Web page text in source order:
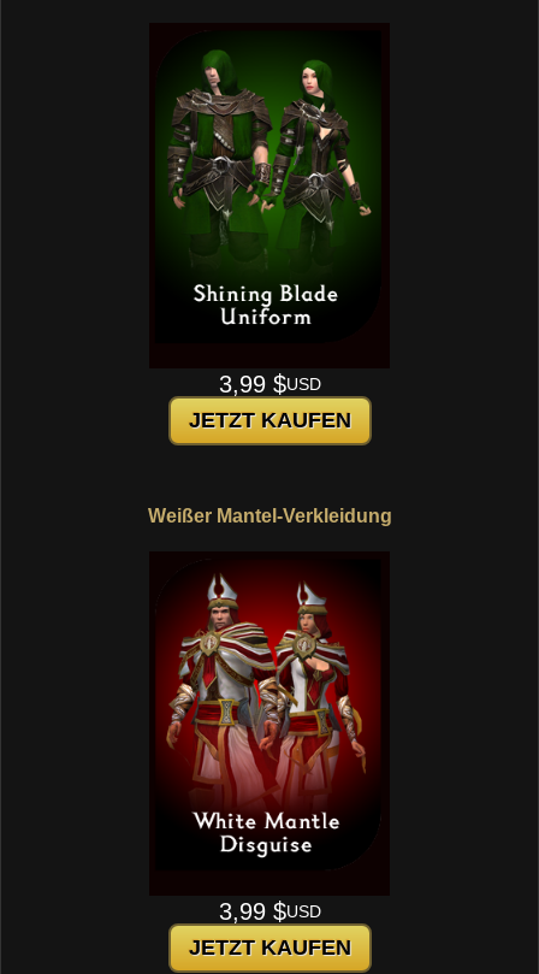
3,99 $USD
JETZT KAUFEN
Weißer Mantel-Verkleidung
3,99 $USD
JETZT KAUFEN